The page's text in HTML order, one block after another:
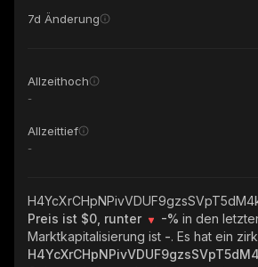
7d Änderung
Allzeithoch
-
Allzeittief
-
Preis ist $0, runter
-% in den
Marktkapitalisierung ist -. Es hat ein